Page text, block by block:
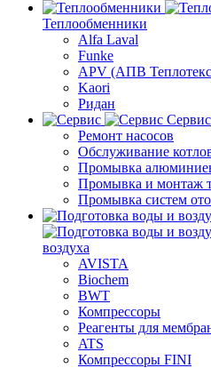
Теплообменники
Alfa Laval
Funke
APV (АПВ
Kaori
Ридан
Сервис
Ремонт насосов
Обслуживание
Промывка
Промывка и монтаж
Промывка систем
воздуха
AVISTA
Biochem
BWT
Компрессоры
Реагенты для
ATS
Компрессоры FINI